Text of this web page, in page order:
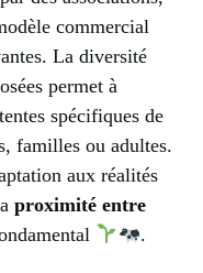
commercial
La diversité
permet à
spécifiques de
familles ou adultes.
aux réalités
proximité entre
.